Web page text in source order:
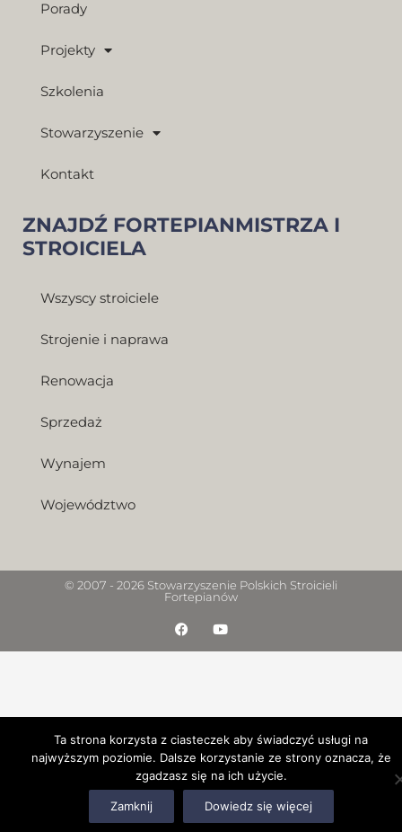
Porady
Projekty
Szkolenia
Stowarzyszenie
Kontakt
ZNAJDŹ FORTEPIANMISTRZA I
STROICIELA
Wszyscy stroiciele
Strojenie i naprawa
Renowacja
Sprzedaż
Wynajem
Województwo
© 2007 - 2026 Stowarzyszenie Polskich Stroicieli
Fortepianów
F
a
c
k
Y
o
u
Ta strona korzysta z ciasteczek aby świadczyć usługi na
najwyższym poziomie. Dalsze korzystanie ze strony oznacza, że
zgadzasz się na ich użycie.
Zamknij Dowiedz się więcej